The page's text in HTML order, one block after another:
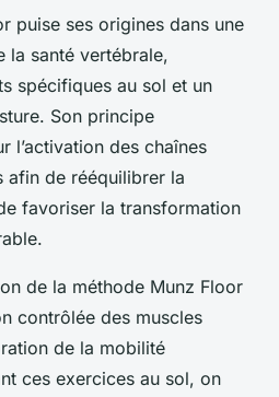
puise ses origines dans une
la santé vertébrale,
spécifiques au sol et un
Son principe
l’activation des chaînes
afin de rééquilibrer la
favoriser la transformation
de la méthode Munz Floor
contrôlée des muscles
de la mobilité
ces exercices au sol, on